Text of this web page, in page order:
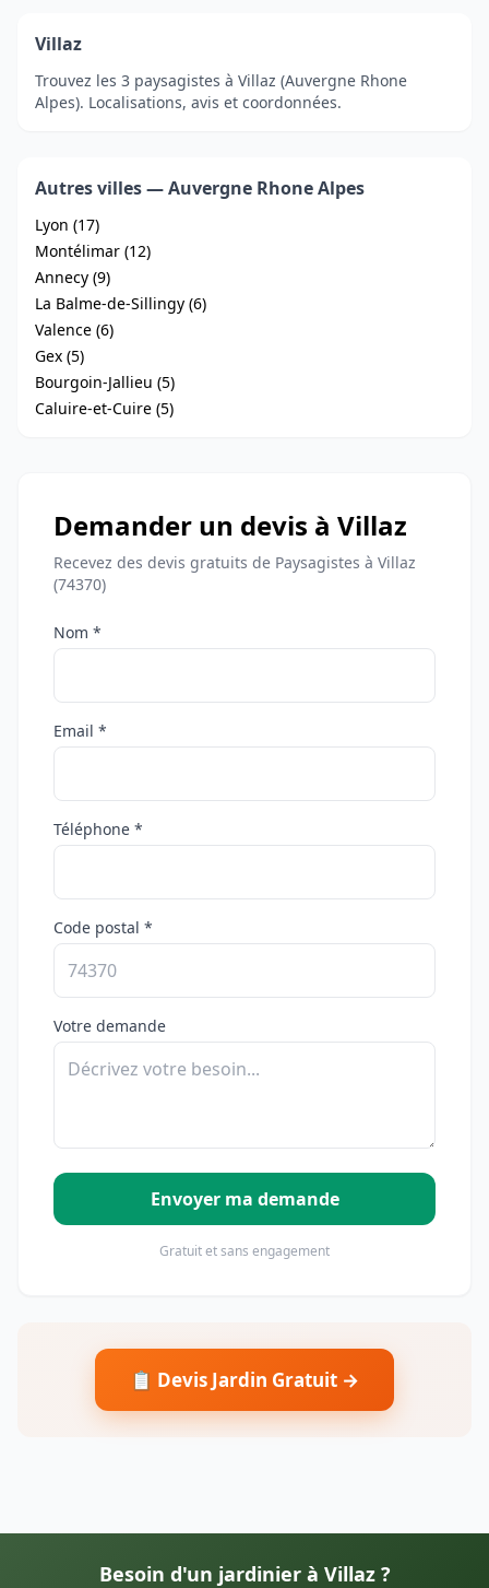
Villaz
Trouvez les 3 paysagistes à Villaz (Auvergne Rhone
Alpes). Localisations, avis et coordonnées.
Autres villes — Auvergne Rhone Alpes
Lyon (17)
Montélimar (12)
Annecy (9)
La Balme-de-Sillingy (6)
Valence (6)
Gex (5)
Bourgoin-Jallieu (5)
Caluire-et-Cuire (5)
Demander un devis à Villaz
Recevez des devis gratuits de Paysagistes à Villaz
(74370)
Nom *
Email *
Téléphone *
Code postal *
Votre demande
Envoyer ma demande
Gratuit et sans engagement
📋 Devis Jardin Gratuit →
Besoin d'un jardinier à Villaz ?